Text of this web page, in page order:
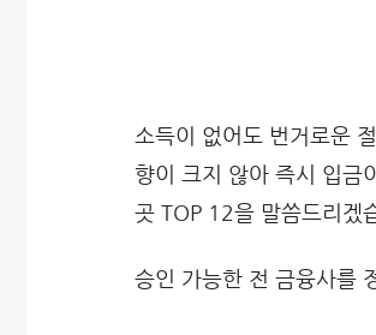
소득이 없어도 번거로운
향이 크지 않아 즉시 입금
곳 TOP 12을 말씀드리겠
승인 가능한 전 금융사를